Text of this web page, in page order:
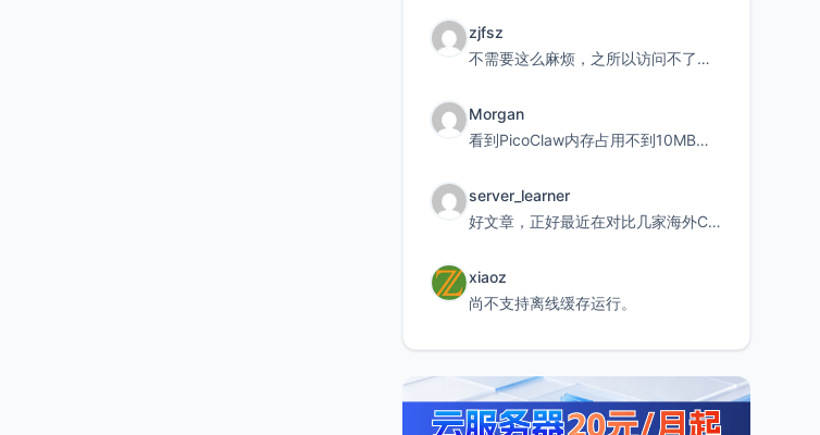
zjfsz
不需要这么麻烦，之所以访问不了，是由于非对称路由的问题，在爱快主路由添加一条静态路由192.168.
Morgan
看到PicoClaw内存占用不到10MB这个数据真的很惊喜，确实很适合我这种想用旧设备折腾AI的小白
server_learner
好文章，正好最近在对比几家海外CDN。文中提到CF免费版不支持自定义回源端口和HOST这个痛点太真实
xiaoz
尚不支持离线缓存运行。